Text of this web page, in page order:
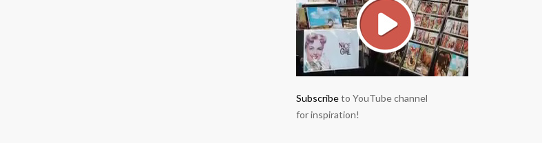
Subscribeto YouTube channel
for inspiration!